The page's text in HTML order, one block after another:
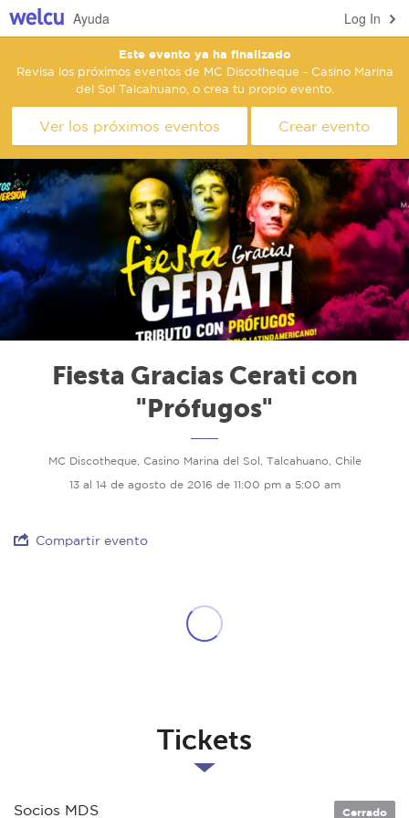
Log In
Ayuda
Este evento ya ha finalizado
Revisa los próximos eventos de MC Discotheque - Casino Marina
del Sol Talcahuano, o crea tu propio evento.
Ver los próximos eventos Crear evento
Fiesta Gracias Cerati con
"Prófugos"
MC Discotheque, Casino Marina del Sol, Talcahuano, Chile
13 al 14 de agosto de 2016 de 11:00 pm a 5:00 am
Compartir evento
Tickets
Socios MDS Cerrado